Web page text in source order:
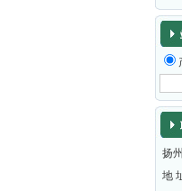
扬
地